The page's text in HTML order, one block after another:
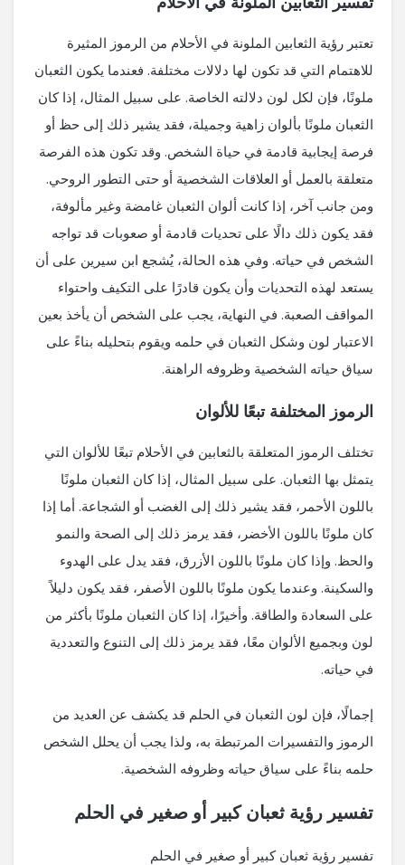
تعتبر رؤية الثعابين الملونة في الأحلام من الرموز المثيرة
للاهتمام التي قد تكون لها دلالات مختلفة. فعندما يكون الثعبان
ملونًا، فإن لكل لون دلالته الخاصة. على سبيل المثال، إذا كان
الثعبان ملونًا بألوان زاهية وجميلة، فقد يشير ذلك إلى حظ أو
فرصة إيجابية قادمة في حياة الشخص. وقد تكون هذه الفرصة
متعلقة بالعمل أو العلاقات الشخصية أو حتى التطور الروحي.
ومن جانب آخر، إذا كانت ألوان الثعبان غامضة وغير مألوفة،
فقد يكون ذلك دالًا على تحديات قادمة أو صعوبات قد تواجه
الشخص في حياته. وفي هذه الحالة، يُشجع ابن سيرين على أن
يستعد لهذه التحديات وأن يكون قادرًا على التكيف واحتواء
المواقف الصعبة. في النهاية، يجب على الشخص أن يأخذ بعين
الاعتبار لون وشكل الثعبان في حلمه ويقوم بتحليله بناءً على
سياق حياته الشخصية وظروفه الراهنة.
الرموز المختلفة تبعًا للألوان
تختلف الرموز المتعلقة بالثعابين في الأحلام تبعًا للألوان التي
يتمثل بها الثعبان. على سبيل المثال، إذا كان الثعبان ملونًا
باللون الأحمر، فقد يشير ذلك إلى الغضب أو الشجاعة. أما إذا
كان ملونًا باللون الأخضر، فقد يرمز ذلك إلى الصحة والنمو
والحظ. وإذا كان ملونًا باللون الأزرق، فقد يدل على الهدوء
والسكينة. وعندما يكون ملونًا باللون الأصفر، فقد يكون دليلاً
على السعادة والطاقة. وأخيرًا، إذا كان الثعبان ملونًا بأكثر من
لون وبجميع الألوان معًا، فقد يرمز ذلك إلى التنوع والتعددية
في حياته.
إجمالًا، فإن لون الثعبان في الحلم قد يكشف عن العديد من
الرموز والتفسيرات المرتبطة به، ولذا يجب أن يحلل الشخص
حلمه بناءً على سياق حياته وظروفه الشخصية.
تفسير رؤية ثعبان كبير أو صغير في الحلم
تفسير رؤية ثعبان كبير أو صغير في الحلم